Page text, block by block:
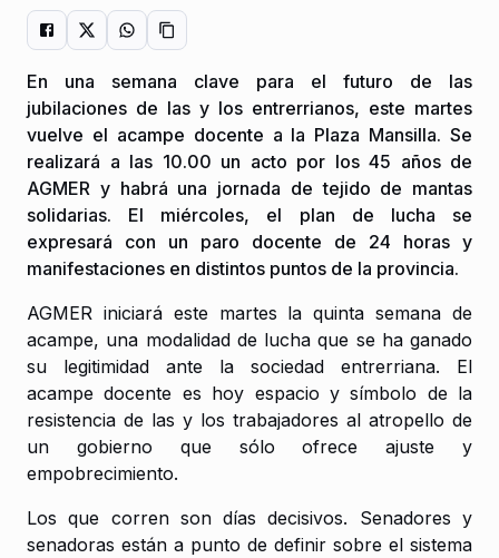
En una semana clave para el futuro de las
jubilaciones de las y los entrerrianos, este martes
vuelve el acampe docente a la Plaza Mansilla. Se
realizará a las 10.00 un acto por los 45 años de
AGMER y habrá una jornada de tejido de mantas
solidarias. El miércoles, el plan de lucha se
expresará con un paro docente de 24 horas y
manifestaciones en distintos puntos de la provincia.
AGMER iniciará este martes la quinta semana de
acampe, una modalidad de lucha que se ha ganado
su legitimidad ante la sociedad entrerriana. El
acampe docente es hoy espacio y símbolo de la
resistencia de las y los trabajadores al atropello de
un gobierno que sólo ofrece ajuste y
empobrecimiento.
Los que corren son días decisivos. Senadores y
senadoras están a punto de definir sobre el sistema